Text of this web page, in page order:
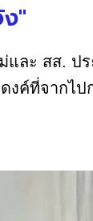
"
ละ สส. ป
งค์ที่จากไป